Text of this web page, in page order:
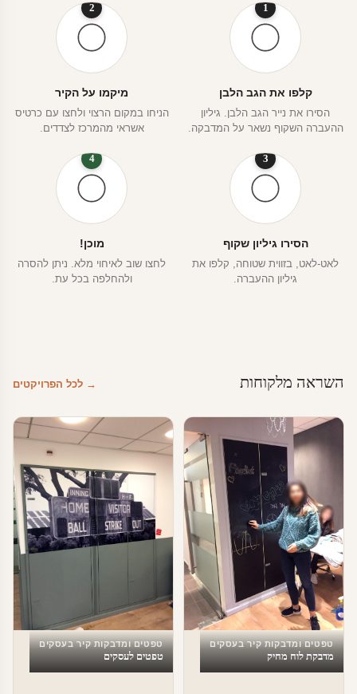
1
קלפו את הגב הלבן
הסירו את נייר הגב הלבן. גיליון
ההעברה השקוף נשאר על המדבקה.
2
מיקמו על הקיר
הניחו במקום הרצוי ולחצו עם כרטיס
אשראי מהמרכז לצדדים.
3
הסירו גיליון שקוף
לאט-לאט, בזווית שטוחה, קלפו את
גיליון ההעברה.
4
מוכן!
לחצו שוב לאיחוי מלא. ניתן להסרה
ולהחלפה בכל עת.
השראה מלקוחות → לכל הפרויקטים
טפטים ומדבקות קיר בעסקים
מדבקת לוח מחיק
טפטים ומדבקות קיר בעסקים
טפטים לעסקים